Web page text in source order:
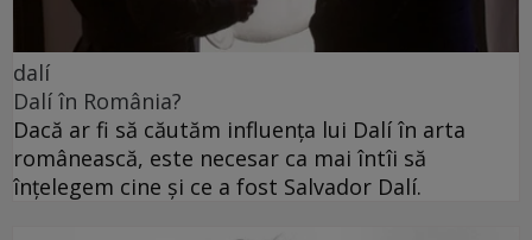
dalí
Dalí în România?
Dacă ar fi să căutăm influența lui Dalí în arta
românească, este necesar ca mai întîi să
înțelegem cine și ce a fost Salvador Dalí.